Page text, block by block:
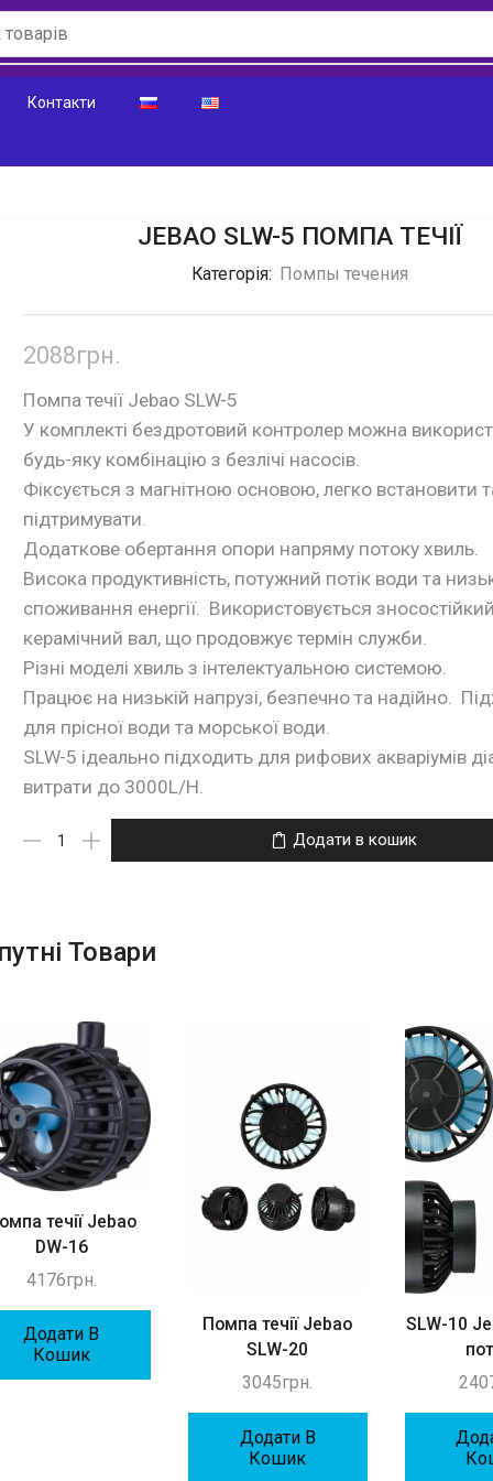
Контакти
JEBAO SLW-5 ПОМПА ТЕЧІЇ
Категорія: Помпы течения
2088грн.
Помпа течії Jebao SLW-5
У комплекті бездротовий контролер можна
будь-яку комбінацію з безлічі насосів.
Фіксується з магнітною основою, легко встановити
підтримувати.
Додаткове обертання опори напряму потоку хвиль.
Висока продуктивність, потужний потік води та
споживання енергії. Використовується зносостійкий
керамічний вал, що продовжує термін служби.
Різні моделі хвиль з інтелектуальною системою.
Працює на низькій напрузі, безпечно та надійно.
для прісної води та морської води.
SLW-5 ідеально підходить для рифових акваріумів
витрати до 3000L/H.
Додати в кошик
Товари
течії Jebao
DW-16
4176грн.
Додати В
Кошик
Помпа течії Jebao
SLW-20
3045грн.
Додати В
Кошик
SLW-10